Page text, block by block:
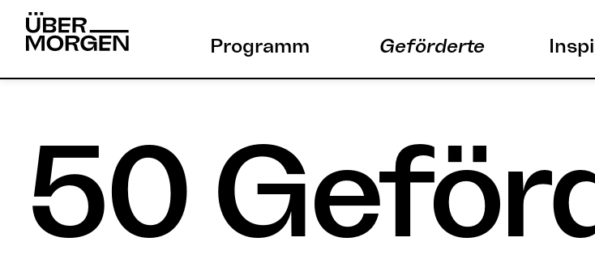
Skip
Programm Geförderte
50